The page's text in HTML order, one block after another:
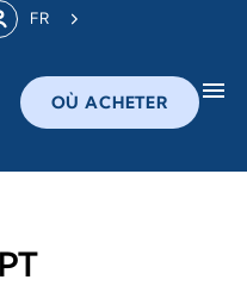
FR
OÙ ACHETER menu